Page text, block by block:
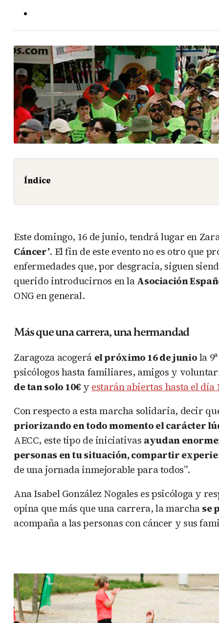
Índice
Este domingo, 16 de junio, tendrá lugar en
Cáncer’. El fin de este evento no es otro que
enfermedades que, por desgracia, siguen
querido introducirnos en laAsociación
ONG en general.
Más que una carrera, una hermandad
Zaragoza acogerá el próximo 16 de juniola
psicólogos hasta familiares, amigos y
de tan solo 10€ y estarán abiertas hasta el día
Con respecto a esta marcha solidaria, decir
priorizando en todo momento el carácter
AECC, este tipo de iniciativas ayudan
personas en tu situación, compartir
de una jornada inmejorable para todos”.
Ana Isabel González Nogales es psicóloga y
opina que más que una carrera, la marchase
acompaña a las personas con cáncer y sus